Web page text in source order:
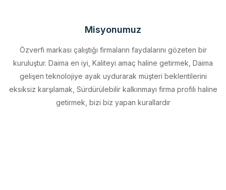
Özverfi markası çalıştığı firmaların faydalarını gözeten bir
gelişen teknolojiye ayak uydurarak müşteri beklentilerini
eksiksiz karşılamak, Sürdürülebilir kalkınmayı firma profili haline
getirmek, bizi biz yapan kurallardır